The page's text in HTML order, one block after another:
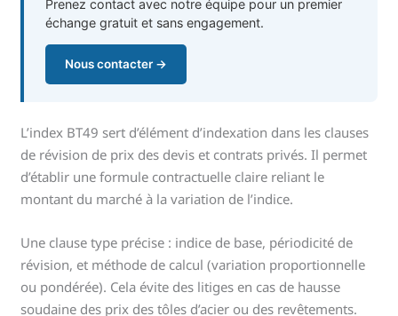
Prenez contact avec notre équipe pour un premier
échange gratuit et sans engagement.
Nous contacter →
L’index BT49 sert d’élément d’indexation dans les clauses
de révision de prix des devis et contrats privés. Il permet
d’établir une formule contractuelle claire reliant le
montant du marché à la variation de l’indice.
Une clause type précise : indice de base, périodicité de
révision, et méthode de calcul (variation proportionnelle
ou pondérée). Cela évite des litiges en cas de hausse
soudaine des prix des tôles d’acier ou des revêtements.